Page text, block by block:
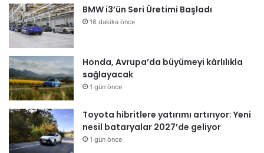
BMW i3’ün Seri Üretimi Başladı
16 dakika önce
Honda, Avrupa’da büyümeyi kârlılıkla
sağlayacak
1 gün önce
Toyota hibritlere yatırımı artırıyor: Yeni
nesil bataryalar 2027’de geliyor
1 gün önce